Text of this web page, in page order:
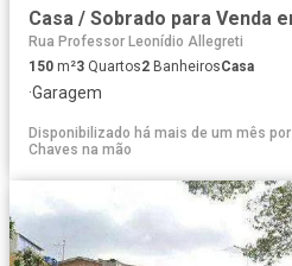
Rua Professor Leonídio Allegreti
150 m²3 Quartos2 BanheirosCasa
·Garagem
Disponibilizado há mais de um mês por
Chaves na mão